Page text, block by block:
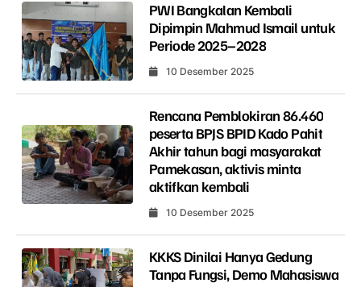
PWI Bangkalan Kembali
Dipimpin Mahmud Ismail untuk
Periode 2025–2028
10 Desember 2025
Rencana Pemblokiran 86.460
peserta BPJS BPID Kado Pahit
Akhir tahun bagi masyarakat
Pamekasan, aktivis minta
aktifkan kembali
10 Desember 2025
KKKS Dinilai Hanya Gedung
Tanpa Fungsi, Demo Mahasiswa